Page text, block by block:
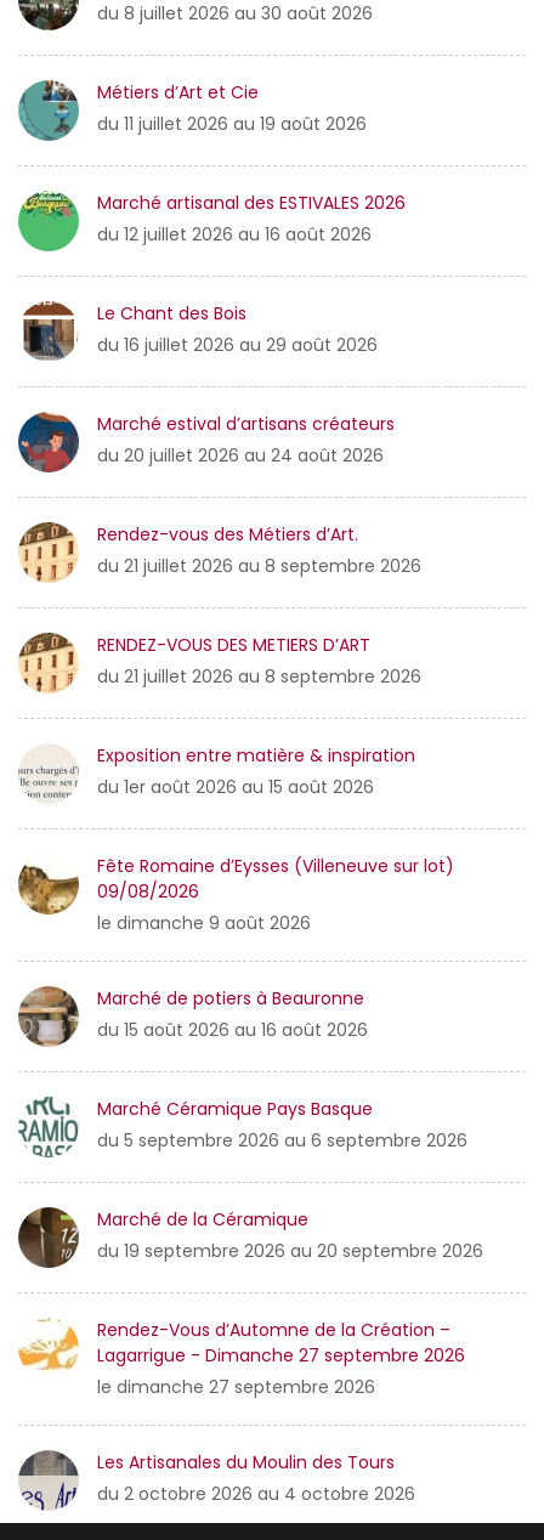
du 8 juillet 2026 au 30 août 2026
Métiers d’Art et Cie
du 11 juillet 2026 au 19 août 2026
Marché artisanal des ESTIVALES 2026
du 12 juillet 2026 au 16 août 2026
Le Chant des Bois
du 16 juillet 2026 au 29 août 2026
Marché estival d’artisans créateurs
du 20 juillet 2026 au 24 août 2026
Rendez-vous des Métiers d’Art.
du 21 juillet 2026 au 8 septembre 2026
RENDEZ-VOUS DES METIERS D’ART
du 21 juillet 2026 au 8 septembre 2026
Exposition entre matière & inspiration
du 1er août 2026 au 15 août 2026
Fête Romaine d’Eysses (Villeneuve sur lot)
09/08/2026
le dimanche 9 août 2026
Marché de potiers à Beauronne
du 15 août 2026 au 16 août 2026
Marché Céramique Pays Basque
du 5 septembre 2026 au 6 septembre 2026
Marché de la Céramique
du 19 septembre 2026 au 20 septembre 2026
Rendez-Vous d’Automne de la Création –
Lagarrigue - Dimanche 27 septembre 2026
le dimanche 27 septembre 2026
Les Artisanales du Moulin des Tours
du 2 octobre 2026 au 4 octobre 2026